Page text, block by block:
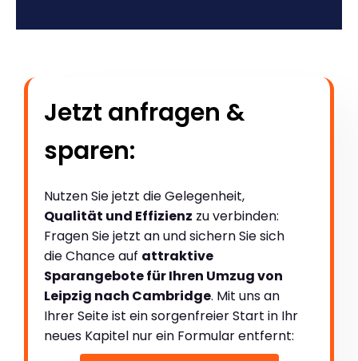
Jetzt anfragen &
sparen:
Nutzen Sie jetzt die Gelegenheit,
Qualität und Effizienz zu verbinden:
Fragen Sie jetzt an und sichern Sie sich
die Chance auf attraktive
Sparangebote für Ihren Umzug von
Leipzig nach Cambridge. Mit uns an
Ihrer Seite ist ein sorgenfreier Start in Ihr
neues Kapitel nur ein Formular entfernt: